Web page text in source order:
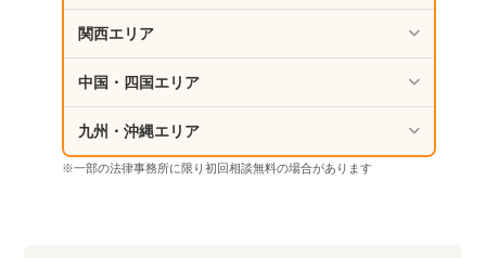
関西エリア
中国・四国エリア
九州・沖縄エリア
※一部の法律事務所に限り初回相談無料の場合があります